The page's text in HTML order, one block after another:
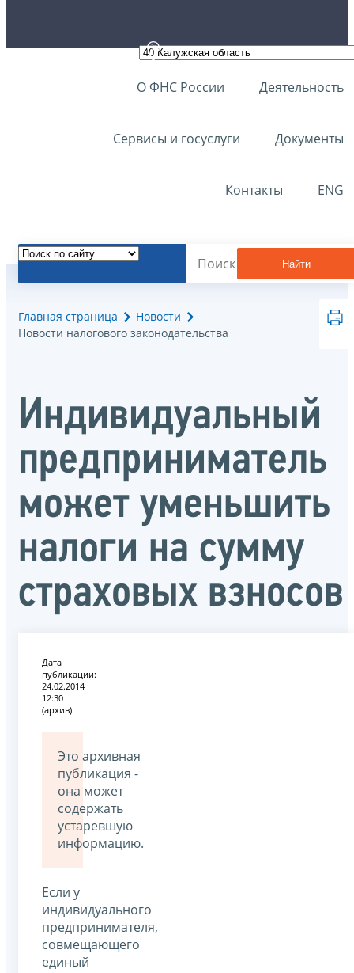
О ФНС России Деятельность
Сервисы и госуслуги Документы
Контакты ENG
Найти
Главная страница
Новости
Новости налогового законодательства
Индивидуальный
предприниматель
может уменьшить
налоги на сумму
страховых взносов
Дата
публикации:
24.02.2014
12:30
(архив)
Это архивная
публикация -
она может
содержать
устаревшую
информацию.
Если у
индивидуального
предпринимателя,
совмещающего
единый